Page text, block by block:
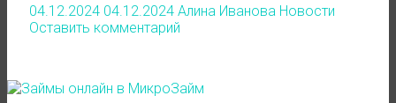
04.12.2024 04.12.2024 Алина Иванова Новости
Оставить комментарий